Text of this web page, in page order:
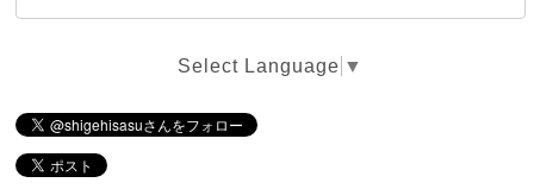
Select Language ▼